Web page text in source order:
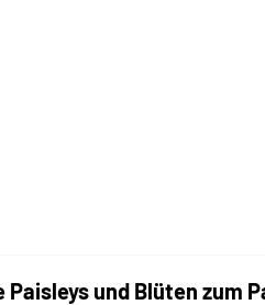
Paisleys und Blüten zum